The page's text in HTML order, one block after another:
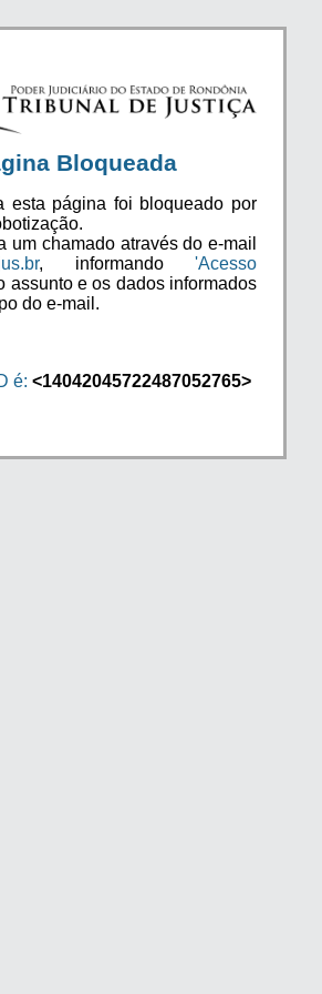
Bloqueada
esta página foi bloqueado por
um chamado através do e-mail
, informando 'Acesso
assunto e os dados informados
do e-mail.
é: <14042045722487052765>